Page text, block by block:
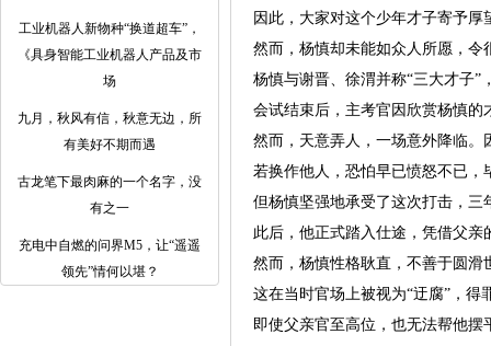
工业机器人新物种“换道超车”，
《具身智能工业机器人产品及市
场
九月，秋风有信，秋意无边，所
有美好不期而遇
古龙笔下最肉麻的一个名字，没
有之一
充电中自燃的问界M5，让“遥遥
领先”情何以堪？
因此，大家对这个少年才子寄予
然而，杨慎却未能如众人所愿，令
杨慎与谢晋、徐渭并称“三大才子
会试结束后，主考官因欣赏杨慎
然而，天意弄人，一场意外降临
若换作他人，恐怕早已愤怒不已
但杨慎坚强地承受了这次打击，
此后，他正式踏入仕途，凭借父
然而，杨慎性格耿直，不善于圆
这在当时官场上被视为“迂腐”，
即使父亲官至高位，也无法帮他